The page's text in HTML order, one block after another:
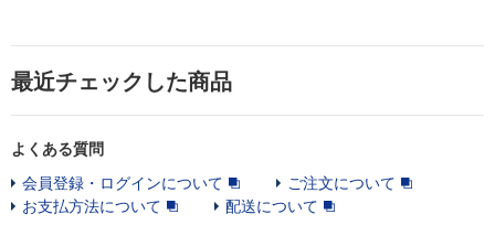
最近チェックした商品
よくある質問
会員登録・ログインについて
ご注文について
お支払方法について
配送について